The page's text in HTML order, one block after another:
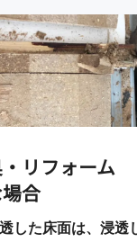
リフォーム
合
した床面は、浸透